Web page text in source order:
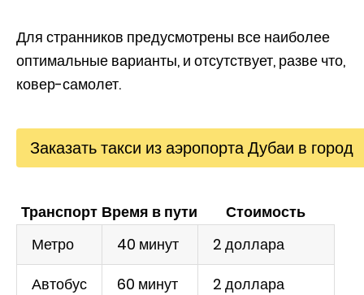
Для странников предусмотрены все наиболее
оптимальные варианты, и отсутствует, разве что,
ковер-самолет.
Заказать такси из аэропорта Дубаи в город
Транспорт Время в пути
Стоимость
Метро
40 минут
2 доллара
Автобус
60 минут
2 доллара